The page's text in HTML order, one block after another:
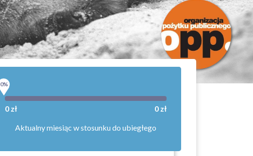
0%
0 zł 0 zł
Aktualny miesiąc w stosunku do ubiegłego